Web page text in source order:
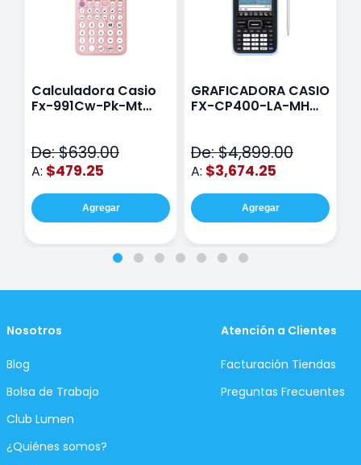
Calculadora Casio
Fx-991Cw-Pk-Mt
De: $639.00
A: $479.25
Agregar
GRAFICADORA CASIO
FX-CP400-LA-MH
De: $4,899.00
A: $3,674.25
Agregar
Nosotros
Blog
Bolsa de Trabajo
Club Lumen
¿Quiénes somos?
Atención a Clientes
Facturación Tiendas
Preguntas Frecuentes